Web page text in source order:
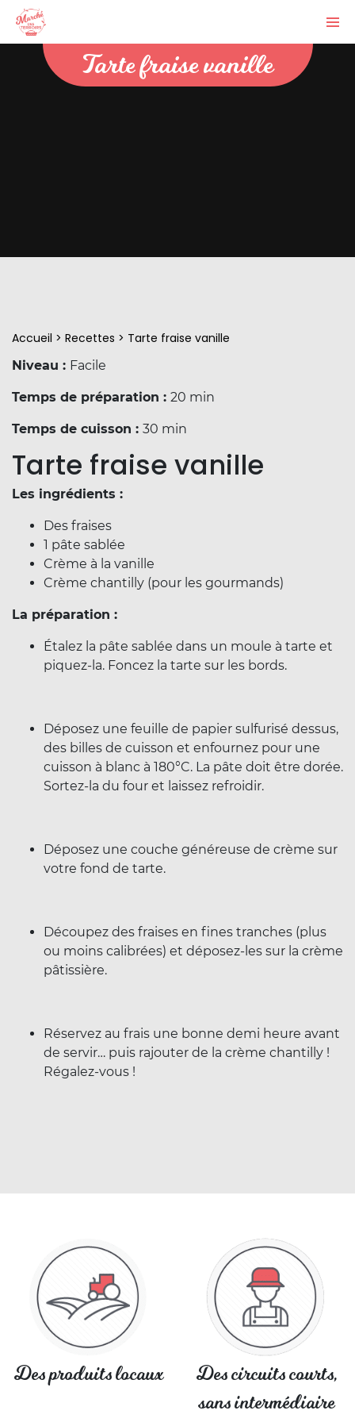
Tarte fraise vanille
Accueil > Recettes > Tarte fraise vanille
Niveau : Facile
Temps de préparation : 20 min
Temps de cuisson : 30 min
Tarte fraise vanille
Les ingrédients :
Des fraises
1 pâte sablée
Crème à la vanille
Crème chantilly (pour les gourmands)
La préparation :
Étalez la pâte sablée dans un moule à tarte et
piquez-la. Foncez la tarte sur les bords.
Déposez une feuille de papier sulfurisé dessus,
des billes de cuisson et enfournez pour une
cuisson à blanc à 180°C. La pâte doit être dorée.
Sortez-la du four et laissez refroidir.
Déposez une couche généreuse de crème sur
votre fond de tarte.
Découpez des fraises en fines tranches (plus
ou moins calibrées) et déposez-les sur la crème
pâtissière.
Réservez au frais une bonne demi heure avant
de servir… puis rajouter de la crème chantilly !
Régalez-vous !
Des produits locaux
Des circuits courts,
sans intermédiaire